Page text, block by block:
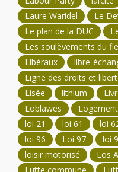
Laure Waridel
Le
Le plan de la DUC
Les soulèvements du
Libéraux
libre-
Ligne des droits et
Lisée
lithium
Loblawes
loi 21
loi 61 loi
loi 96
Loi 97 loi
loisir motorisé
Los